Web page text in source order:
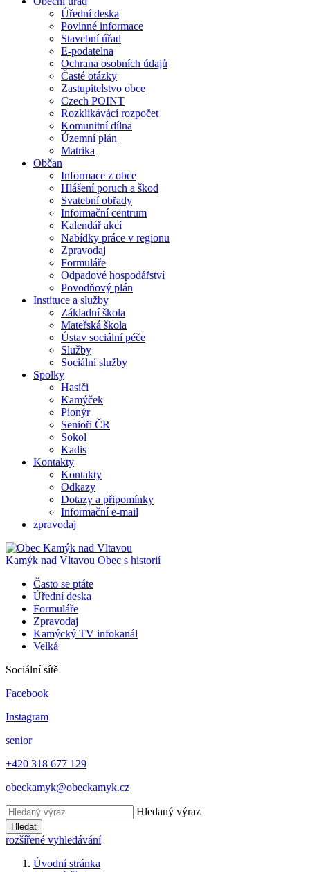
Úřední deska
Povinné informace
Stavební úřad
E-podatelna
Ochrana osobních údajů
Časté otázky
Zastupitelstvo obce
Czech POINT
Rozklikávácí rozpočet
Komunitní dílna
Územní plán
Matrika
Občan
Informace z obce
Hlášení poruch a škod
Svatební obřady
Informační centrum
Kalendář akcí
Nabídky práce v regionu
Zpravodaj
Formuláře
Odpadové hospodářství
Povodňový plán
Instituce a služby
Základní škola
Mateřská škola
Ústav sociální péče
Služby
Sociální služby
Spolky
Hasiči
Kamýček
Pionýr
Senioři ČR
Sokol
Kadis
Kontakty
Kontakty
Odkazy
Dotazy a připomínky
Informační e-mail
zpravodaj
Kamýk nad Vltavou Obec s historií
Často se ptáte
Úřední deska
Formuláře
Zpravodaj
Kamýcký TV infokanál
Velká
Sociální sítě
Facebook
Instagram
senior
+420 318 677 129
obeckamyk@obeckamyk.cz
Hledaný výraz
Hledat
rozšířené vyhledávání
Úvodní stránka